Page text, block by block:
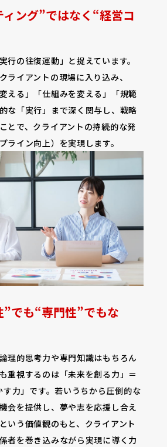
ング”ではなく“経営コ
行の往復運動」と捉えています。
ライアントの現場に入り込み、
える」「仕組みを変える」「規範
な「実行」まで深く関与し、戦略
とで、クライアントの持続的な発
ライン向上）を実現します。
でも“専門性”でもな
理的思考力や専門知識はもちろん
重視するのは「未来を創る力」＝
す力」です。若いうちから圧倒的な
会を提供し、夢や志を応援し合え
いう価値観のもと、クライアント
者を巻き込みながら実現に導く力